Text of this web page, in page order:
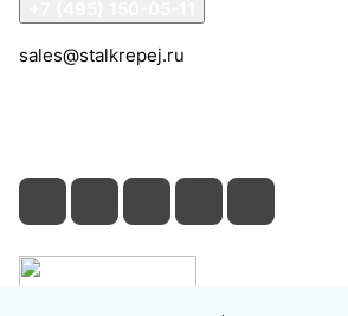
sales@stalkrepej.ru